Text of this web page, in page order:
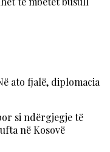
ato fjalë, diplomacia
si ndërgjegje të
në Kosovë